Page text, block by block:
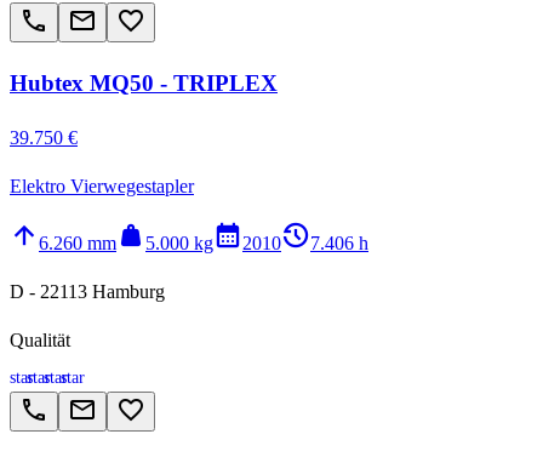
call email favorite_border
Hubtex MQ50 - TRIPLEX
39.750 €
Elektro Vierwegestapler
arrow_upward 6.260 mm weight 5.000 kgcalendar_month2010history_27.406 h
D - 22113 Hamburg
Qualität
starstarstarstar
call email favorite_border